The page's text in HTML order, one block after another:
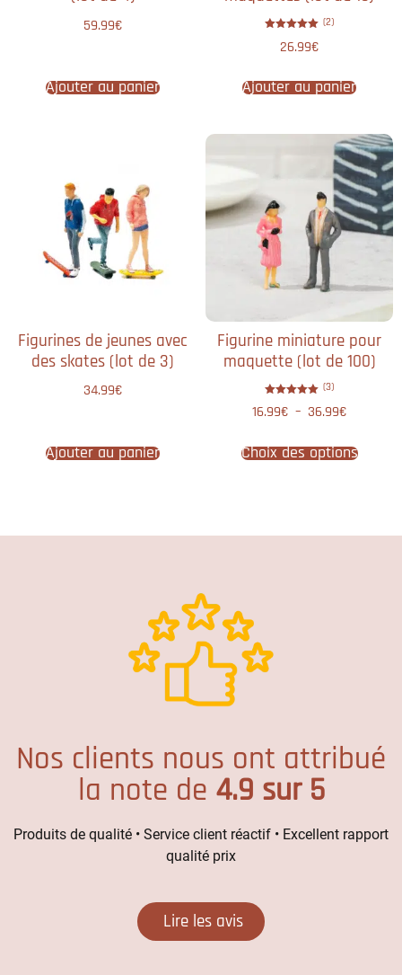
59.99€
Ajouter au panier
5.00
(2)
26.99€
Ajouter au panier
Figurines de jeunes avec
des skate​s (lot de 3)
34.99€
Ajouter au panier
Figurine miniature pour
maquette (lot de 100)
5.00
(3)
16.99€ – 36.99€
Choix des options
Nos clients nous ont attribué
la note de 4.9 sur 5
Produits de qualité • Service client réactif • Excellent rapport
qualité prix
Lire les avis